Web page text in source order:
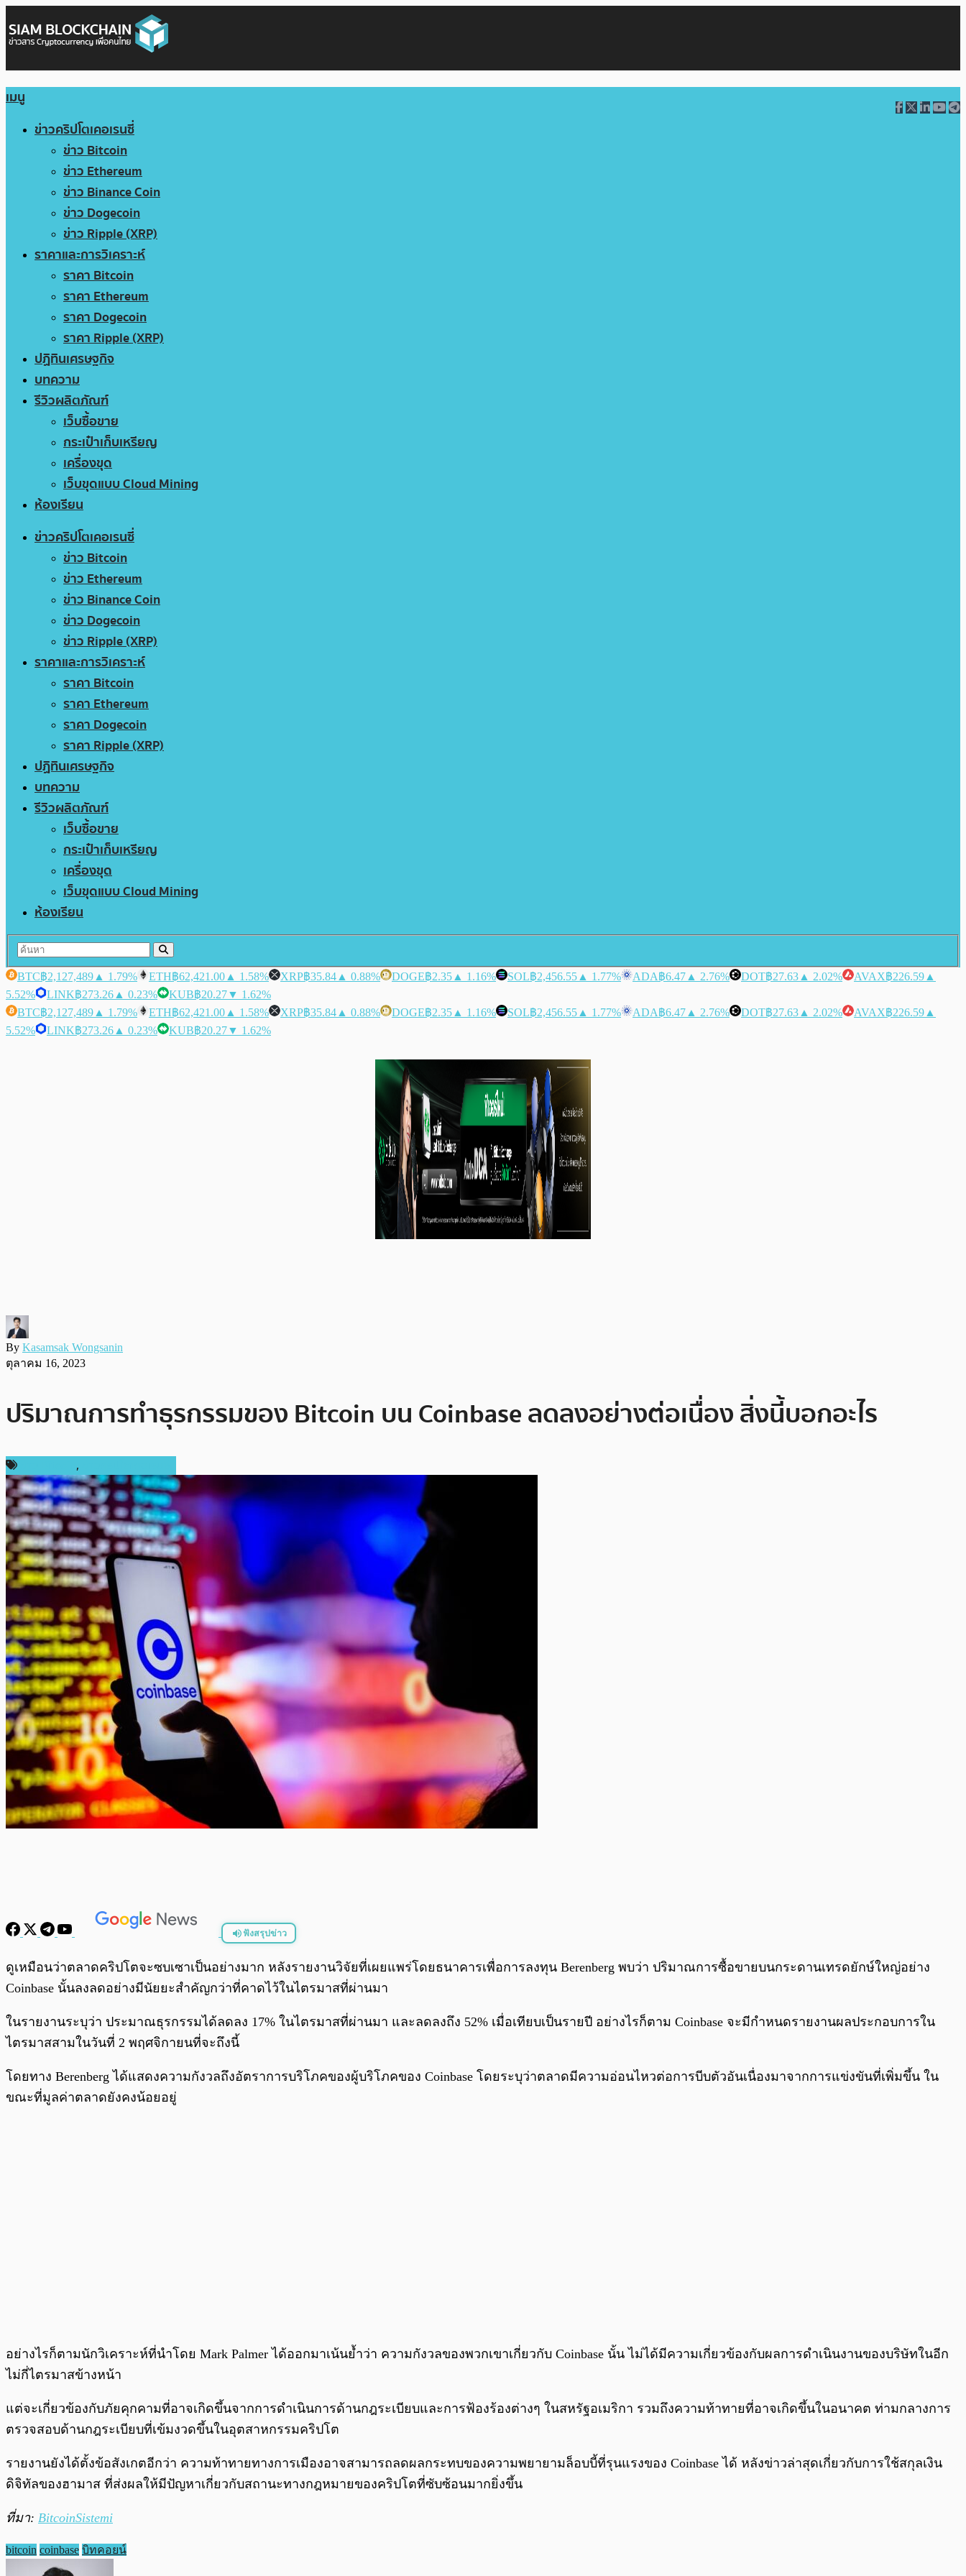
เมนู
ข่าวคริปโตเคอเรนซี่
ข่าว Bitcoin
ข่าว Ethereum
ข่าว Binance Coin
ข่าว Dogecoin
ข่าว Ripple (XRP)
ราคาและการวิเคราะห์
ราคา Bitcoin
ราคา Ethereum
ราคา Dogecoin
ราคา Ripple (XRP)
ปฏิทินเศรษฐกิจ
บทความ
รีวิวผลิตภัณฑ์
เว็บซื้อขาย
กระเป๋าเก็บเหรียญ
เครื่องขุด
เว็บขุดแบบ Cloud Mining
ห้องเรียน
ข่าวคริปโตเคอเรนซี่
ข่าว Bitcoin
ข่าว Ethereum
ข่าว Binance Coin
ข่าว Dogecoin
ข่าว Ripple (XRP)
ราคาและการวิเคราะห์
ราคา Bitcoin
ราคา Ethereum
ราคา Dogecoin
ราคา Ripple (XRP)
ปฏิทินเศรษฐกิจ
บทความ
รีวิวผลิตภัณฑ์
เว็บซื้อขาย
กระเป๋าเก็บเหรียญ
เครื่องขุด
เว็บขุดแบบ Cloud Mining
ห้องเรียน
BTC฿2,127,489 ▲ 1.79% ETH฿62,421.00 ▲ 1.58% XRP฿35.84 ▲ 0.88% DOGE฿2.35 ▲ 1.16% SOL฿2,456.55 ▲ 1.77% ADA฿6.47 ▲ 2.76% DOT฿27.63 ▲ 2.02% AVAX฿226.59 ▲
5.52%
LINK฿273.26 ▲ 0.23% KUB฿20.27▼ 1.62%
BTC฿2,127,489 ▲ 1.79% ETH฿62,421.00 ▲ 1.58% XRP฿35.84 ▲ 0.88% DOGE฿2.35 ▲ 1.16% SOL฿2,456.55 ▲ 1.77% ADA฿6.47 ▲ 2.76% DOT฿27.63 ▲ 2.02% AVAX฿226.59 ▲
5.52%
LINK฿273.26 ▲ 0.23% KUB฿20.27▼ 1.62%
By Kasamsak Wongsanin
ตุลาคม 16, 2023
ปริมาณการทำธุรกรรมของ Bitcoin บน Coinbase ลดลงอย่างต่อเนื่อง สิ่งนี้บอกอะไร
,
ฟังสรุปข่าว
พร้อมเล่น 0:00 0:00
ดูเหมือนว่าตลาดคริปโตจะซบเซาเป็นอย่างมาก หลังรายงานวิจัยที่เผยแพร่โดยธนาคารเพื่อการลงทุน Berenberg พบว่า ปริมาณการซื้อขายบนกระดานเทรดยักษ์ใหญ่อย่าง
Coinbase นั้นลงลดอย่างมีนัยยะสำคัญกว่าที่คาดไว้ในไตรมาสที่ผ่านมา
ในรายงานระบุว่า ประมาณธุรกรรมได้ลดลง 17% ในไตรมาสที่ผ่านมา และลดลงถึง 52% เมื่อเทียบเป็นรายปี อย่างไรก็ตาม Coinbase จะมีกำหนดรายงานผลประกอบการใน
ไตรมาสสามในวันที่ 2 พฤศจิกายนที่จะถึงนี้
โดยทาง Berenberg ได้แสดงความกังวลถึงอัตราการบริโภคของผู้บริโภคของ Coinbase โดยระบุว่าตลาดมีความอ่อนไหวต่อการบีบตัวอันเนื่องมาจากการแข่งขันที่เพิ่มขึ้น ใน
ขณะที่มูลค่าตลาดยังคงน้อยอยู่
อย่างไรก็ตามนักวิเคราะห์ที่นำโดย Mark Palmer ได้ออกมาเน้นย้ำว่า ความกังวลของพวกเขาเกี่ยวกับ Coinbase นั้น ไม่ได้มีความเกี่ยวข้องกับผลการดำเนินงานของบริษัทในอีก
ไม่กี่ไตรมาสข้างหน้า
แต่จะเกี่ยวข้องกับภัยคุกคามที่อาจเกิดขึ้นจากการดำเนินการด้านกฎระเบียบและการฟ้องร้องต่างๆ ในสหรัฐอเมริกา รวมถึงความท้าทายที่อาจเกิดขึ้นในอนาคต ท่ามกลางการ
ตรวจสอบด้านกฎระเบียบที่เข้มงวดขึ้นในอุตสาหกรรมคริปโต
รายงานยังได้ตั้งข้อสังเกตอีกว่า ความท้าทายทางการเมืองอาจสามารถลดผลกระทบของความพยายามล็อบบี้ที่รุนแรงของ Coinbase ได้ หลังข่าวล่าสุดเกี่ยวกับการใช้สกุลเงิน
ดิจิทัลของฮามาส ที่ส่งผลให้มีปัญหาเกี่ยวกับสถานะทางกฎหมายของคริปโตที่ซับซ้อนมากยิ่งขึ้น
ที่มา: BitcoinSistemi
bitcoin coinbase บิทคอยน์